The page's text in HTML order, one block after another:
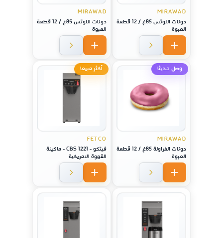
MIRAWAD
دونات اللوتس 85غ / 12 قطعة
العبوة
MIRAWAD
دونات اللوتس 85غ / 12 قطعة
العبوة
وصل حديثا
MIRAWAD
دونات الفراولة 85غ / 12 قطعة
العبوة
أكثر مبيعا
FETCO
فيتكو - CBS 1221 - ماكينة
القهوة الامريكية